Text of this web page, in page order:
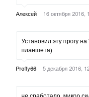
Алексей 16 октября 2016,
Установил эту прогу
планшета)
Proffy66 5 декабря 2016,
не сработало, микро